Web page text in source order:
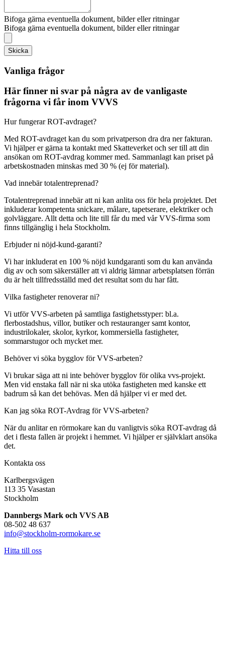
Bifoga gärna eventuella dokument, bilder eller ritningar
Bifoga gärna eventuella dokument, bilder eller ritningar
Skicka
Vanliga frågor
Här finner ni svar på några av de vanligaste
frågorna vi får inom VVVS
Hur fungerar ROT-avdraget?
Med ROT-avdraget kan du som privatperson dra dra ner fakturan.
Vi hjälper er gärna ta kontakt med Skatteverket och ser till att din
ansökan om ROT-avdrag kommer med. Sammanlagt kan priset på
arbetskostnaden minskas med 30 % (ej för material).
Vad innebär totalentreprenad?
Totalentreprenad innebär att ni kan anlita oss för hela projektet. Det
inkluderar kompetenta snickare, målare, tapetserare, elektriker och
golvläggare. Allt detta och lite till får du med vår VVS-firma som
finns tillgänglig i hela Stockholm.
Erbjuder ni nöjd-kund-garanti?
Vi har inkluderat en 100 % nöjd kundgaranti som du kan använda
dig av och som säkerställer att vi aldrig lämnar arbetsplatsen förrän
du är helt tillfredsställd med det resultat som du har fått.
Vilka fastigheter renoverar ni?
Vi utför VVS-arbeten på samtliga fastighetsstyper: bl.a.
flerbostadshus, villor, butiker och restauranger samt kontor,
industrilokaler, skolor, kyrkor, kommersiella fastigheter,
sommarstugor och mycket mer.
Behöver vi söka bygglov för VVS-arbeten?
Vi brukar säga att ni inte behöver bygglov för olika vvs-projekt.
Men vid enstaka fall när ni ska utöka fastigheten med kanske ett
badrum så kan det behövas. Men då hjälper vi er med det.
Kan jag söka ROT-Avdrag för VVS-arbeten?
När du anlitar en rörmokare kan du vanligtvis söka ROT-avdrag då
det i flesta fallen är projekt i hemmet. Vi hjälper er självklart ansöka
det.
Kontakta oss
Karlbergsvägen
113 35 Vasastan
Stockholm
Dannbergs Mark och VVS AB
08-502 48 637
info@stockholm-rormokare.se
Hitta till oss